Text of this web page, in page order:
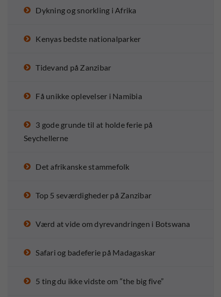
Dykning og snorkling i Afrika
Kenyas bedste nationalparker
Tidevand på Zanzibar
Få unikke oplevelser i Namibia
3 gode grunde til at holde ferie på
Seychellerne
Det afrikanske stammefolk
Top 5 seværdigheder på Zanzibar
Værd at vide om dyrevandringen i Botswana
Safari og badeferie på Madagaskar
5 ting du ikke vidste om “the big five”